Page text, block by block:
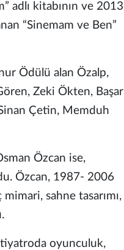
adlı kitabının ve 2013
“Sinemam ve Ben”
Ödülü alan Özalp,
Zeki Ökten, Başar
Çetin, Memduh
Özcan ise,
Özcan, 1987- 2006
sahne tasarımı,
tiyatroda oyunculuk,